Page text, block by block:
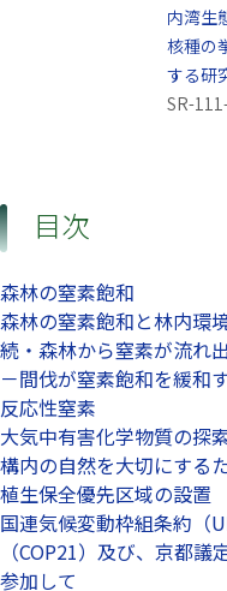
内湾生
核種の
する研
SR-
目次
森林の窒素飽和
森林の窒素飽和と林内環
続・森林から窒素が流れ
－間伐が窒素飽和を緩和
反応性窒素
大気中有害化学物質の探
構内の自然を大切にする
植生保全優先区域の設置
国連気候変動枠組条約（
（COP21）及び、京都
参加して